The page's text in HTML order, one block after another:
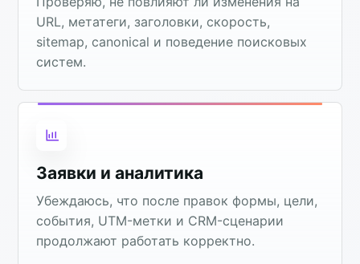
URL, метатеги, заголовки, скорость,
sitemap, canonical и поведение поисковых
систем.
Заявки и аналитика
Убеждаюсь, что после правок формы, цели,
события, UTM-метки и CRM-сценарии
продолжают работать корректно.